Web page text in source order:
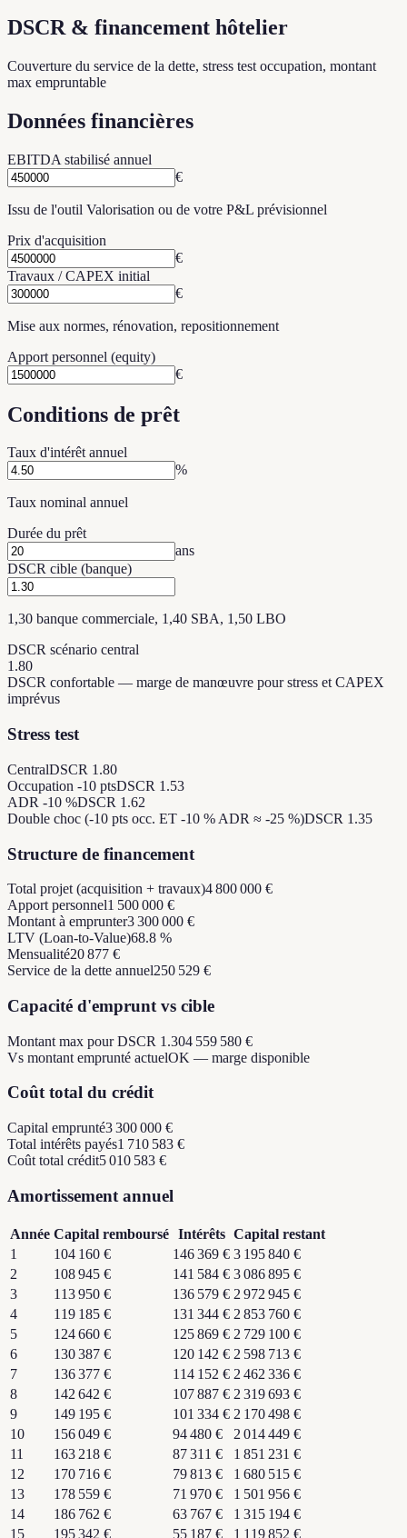
DSCR & financement hôtelier
Couverture du service de la dette, stress test occupation, montant
max empruntable
Données financières
EBITDA stabilisé annuel
€
Issu de l'outil Valorisation ou de votre P&L prévisionnel
Prix d'acquisition
€
Travaux / CAPEX initial
€
Mise aux normes, rénovation, repositionnement
Apport personnel (equity)
€
Conditions de prêt
Taux d'intérêt annuel
%
Taux nominal annuel
Durée du prêt
ans
DSCR cible (banque)
1,30 banque commerciale, 1,40 SBA, 1,50 LBO
DSCR scénario central
1.80
DSCR confortable — marge de manœuvre pour stress et CAPEX
imprévus
Stress test
CentralDSCR 1.80
Occupation -10 ptsDSCR 1.53
ADR -10 %DSCR 1.62
Double choc (-10 pts occ. ET -10 % ADR ≈ -25 %)DSCR 1.35
Structure de financement
Total projet (acquisition + travaux)4 800 000 €
Apport personnel1 500 000 €
Montant à emprunter3 300 000 €
LTV (Loan-to-Value)68.8 %
Mensualité20 877 €
Service de la dette annuel250 529 €
Capacité d'emprunt vs cible
Montant max pour DSCR 1.304 559 580 €
Vs montant emprunté actuelOK — marge disponible
Coût total du crédit
Capital emprunté3 300 000 €
Total intérêts payés1 710 583 €
Coût total crédit5 010 583 €
Amortissement annuel
Année Capital remboursé Intérêts Capital restant
1
104 160 € 146 369 € 3 195 840 €
2
108 945 € 141 584 € 3 086 895 €
3
113 950 € 136 579 € 2 972 945 €
4
119 185 € 131 344 € 2 853 760 €
5
124 660 € 125 869 € 2 729 100 €
6
130 387 € 120 142 € 2 598 713 €
7
136 377 € 114 152 € 2 462 336 €
8
142 642 € 107 887 € 2 319 693 €
9
149 195 € 101 334 € 2 170 498 €
10
156 049 € 94 480 €
2 014 449 €
11
163 218 € 87 311 €
1 851 231 €
12
170 716 € 79 813 €
1 680 515 €
13
178 559 € 71 970 €
1 501 956 €
14
186 762 € 63 767 €
1 315 194 €
15
195 342 € 55 187 € 1 119 852 €